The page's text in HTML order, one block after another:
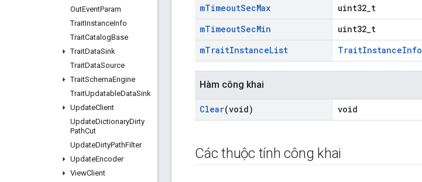
OutEventParam
TraitInstanceInfo
TraitCatalogBase
TraitDataSink
TraitDataSource
TraitSchemaEngine
TraitUpdatableDataSink
UpdateClient
UpdateDictionaryDirty
PathCut
UpdateDirtyPathFilter
UpdateEncoder
ViewClient
mTimeoutSecMax
uint32_t
mTimeoutSecMin
uint32_t
mTraitInstanceList TraitInstanceInfo
Hàm công khai
Clear(void) void
Các thuộc tính công khai